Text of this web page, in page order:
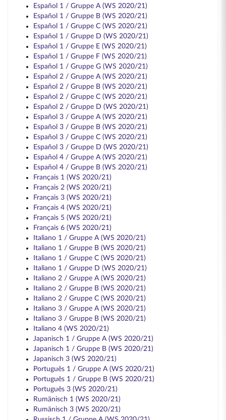
Español 1 / Gruppe A (WS 2020/21)
Español 1 / Gruppe B (WS 2020/21)
Español 1 / Gruppe C (WS 2020/21)
Español 1 / Gruppe D (WS 2020/21)
Español 1 / Gruppe E (WS 2020/21)
Español 1 / Gruppe F (WS 2020/21)
Español 1 / Gruppe G (WS 2020/21)
Español 2 / Gruppe A (WS 2020/21)
Español 2 / Gruppe B (WS 2020/21)
Español 2 / Gruppe C (WS 2020/21)
Español 2 / Gruppe D (WS 2020/21)
Español 3 / Gruppe A (WS 2020/21)
Español 3 / Gruppe B (WS 2020/21)
Español 3 / Gruppe C (WS 2020/21)
Español 3 / Gruppe D (WS 2020/21)
Español 4 / Gruppe A (WS 2020/21)
Español 4 / Gruppe B (WS 2020/21)
Français 1 (WS 2020/21)
Français 2 (WS 2020/21)
Français 3 (WS 2020/21)
Français 4 (WS 2020/21)
Français 5 (WS 2020/21)
Français 6 (WS 2020/21)
Italiano 1 / Gruppe A (WS 2020/21)
Italiano 1 / Gruppe B (WS 2020/21)
Italiano 1 / Gruppe C (WS 2020/21)
Italiano 1 / Gruppe D (WS 2020/21)
Italiano 2 / Gruppe A (WS 2020/21)
Italiano 2 / Gruppe B (WS 2020/21)
Italiano 2 / Gruppe C (WS 2020/21)
Italiano 3 / Gruppe A (WS 2020/21)
Italiano 3 / Gruppe B (WS 2020/21)
Italiano 4 (WS 2020/21)
Japanisch 1 / Gruppe A (WS 2020/21)
Japanisch 1 / Gruppe B (WS 2020/21)
Japanisch 3 (WS 2020/21)
Português 1 / Gruppe A (WS 2020/21)
Português 1 / Gruppe B (WS 2020/21)
Português 3 (WS 2020/21)
Rumänisch 1 (WS 2020/21)
Rumänisch 3 (WS 2020/21)